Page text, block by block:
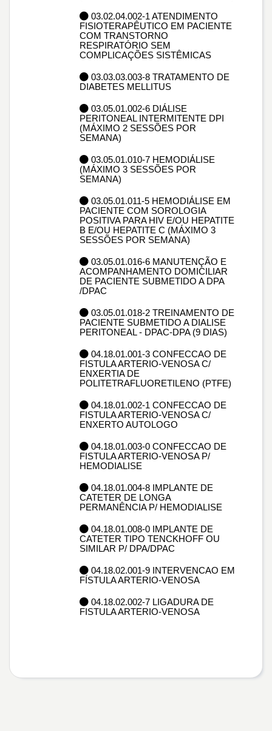
03.02.04.002-1 ATENDIMENTO
FISIOTERAPÊUTICO EM PACIENTE
COM TRANSTORNO
RESPIRATÓRIO SEM
COMPLICAÇÕES SISTÊMICAS
03.03.03.003-8 TRATAMENTO DE
DIABETES MELLITUS
03.05.01.002-6 DIÁLISE
PERITONEAL INTERMITENTE DPI
(MÁXIMO 2 SESSÕES POR
SEMANA)
03.05.01.010-7 HEMODIÁLISE
(MÁXIMO 3 SESSÕES POR
SEMANA)
03.05.01.011-5 HEMODIÁLISE EM
PACIENTE COM SOROLOGIA
POSITIVA PARA HIV E/OU HEPATITE
B E/OU HEPATITE C (MÁXIMO 3
SESSÕES POR SEMANA)
03.05.01.016-6 MANUTENÇÃO E
ACOMPANHAMENTO DOMICILIAR
DE PACIENTE SUBMETIDO A DPA
/DPAC
03.05.01.018-2 TREINAMENTO DE
PACIENTE SUBMETIDO A DIALISE
PERITONEAL - DPAC-DPA (9 DIAS)
04.18.01.001-3 CONFECCAO DE
FISTULA ARTERIO-VENOSA C/
ENXERTIA DE
POLITETRAFLUORETILENO (PTFE)
04.18.01.002-1 CONFECCAO DE
FISTULA ARTERIO-VENOSA C/
ENXERTO AUTOLOGO
04.18.01.003-0 CONFECCAO DE
FISTULA ARTERIO-VENOSA P/
HEMODIALISE
04.18.01.004-8 IMPLANTE DE
CATETER DE LONGA
PERMANÊNCIA P/ HEMODIALISE
04.18.01.008-0 IMPLANTE DE
CATETER TIPO TENCKHOFF OU
SIMILAR P/ DPA/DPAC
04.18.02.001-9 INTERVENCAO EM
FÍSTULA ARTERIO-VENOSA
04.18.02.002-7 LIGADURA DE
FISTULA ARTERIO-VENOSA